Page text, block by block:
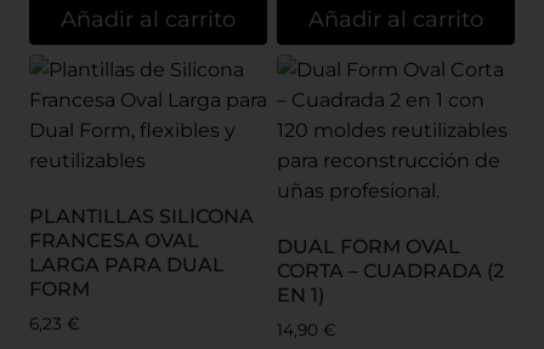
Añadir al carrito Añadir al carrito
PLANTILLAS SILICONA
FRANCESA OVAL
LARGA PARA DUAL
FORM
6,23 €
DUAL FORM OVAL
CORTA – CUADRADA (2
EN 1)
14,90 €